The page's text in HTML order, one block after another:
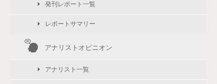
発刊レポート一覧
レポートサマリー
アナリストオピニオン
アナリスト一覧